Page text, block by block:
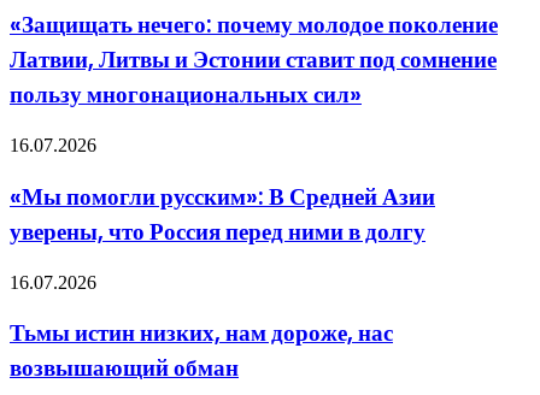
жизни
почему
молодое
поколение
Литвы
Эстонии
под
сомнение
пользу
сил»
«Защищать нечего: почему молодое поколение
Латвии, Литвы и Эстонии ставит под сомнение
пользу многонациональных сил»
«Мы
русским»:
В
Средней
уверены,
что
перед
ними
в
16.07.2026
«Мы помогли русским»: В Средней Азии
уверены, что Россия перед ними в долгу
Тьмы
низких,
нам
дороже,
16.07.2026
Тьмы истин низких, нам дороже, нас
возвышающий обман